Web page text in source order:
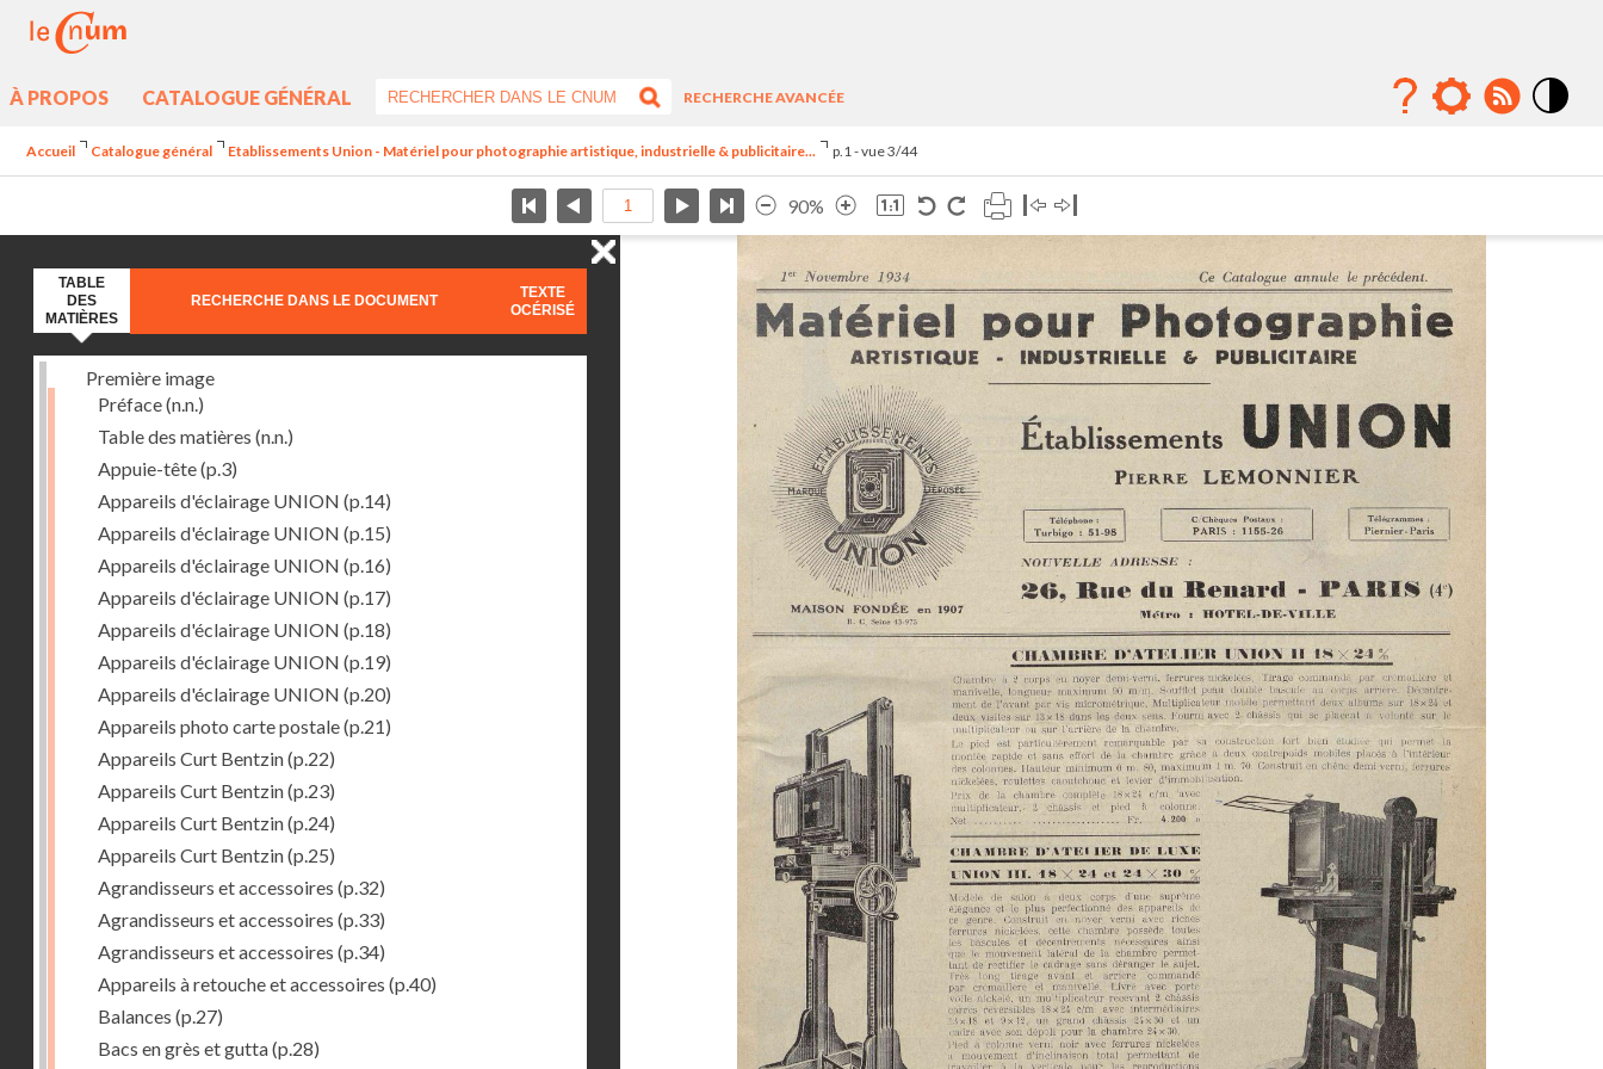
À PROPOS CATALOGUE GÉNÉRAL
RECHERCHE AVANCÉE
Accueil Catalogue général Etablissements Union - Matériel pour photographie artistique, industrielle & publicitaire... p.1 - vue 3/44
90%
TABLE
DES
MATIÈRES
RECHERCHE DANS LE DOCUMENT
TEXTE
OCÉRISÉ
Première image
Préface(n.n.)
Table des matières (n.n.)
Appuie-tête(p.3)
Appareils d'éclairage UNION (p.14)
Appareils d'éclairage UNION (p.15)
Appareils d'éclairage UNION (p.16)
Appareils d'éclairage UNION (p.17)
Appareils d'éclairage UNION (p.18)
Appareils d'éclairage UNION (p.19)
Appareils d'éclairage UNION (p.20)
Appareils photo carte postale(p.21)
Appareils Curt Bentzin(p.22)
Appareils Curt Bentzin(p.23)
Appareils Curt Bentzin(p.24)
Appareils Curt Bentzin(p.25)
Agrandisseurs et accessoires (p.32)
Agrandisseurs et accessoires (p.33)
Agrandisseurs et accessoires (p.34)
Appareils à retouche et accessoires (p.40)
Balances (p.27)
Bacs en grès et gutta(p.28)